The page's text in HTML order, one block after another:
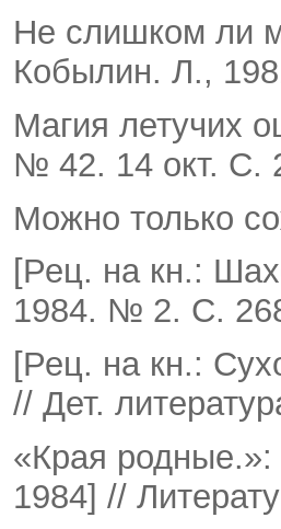
Не слишком ли
Кобылин. Л.,
Магия летучих
№ 42. 14 окт. С.
Можно только
[Рец. на кн.:
1984. № 2. С.
[Рец. на кн.:
// Дет.
«Края
1984] //